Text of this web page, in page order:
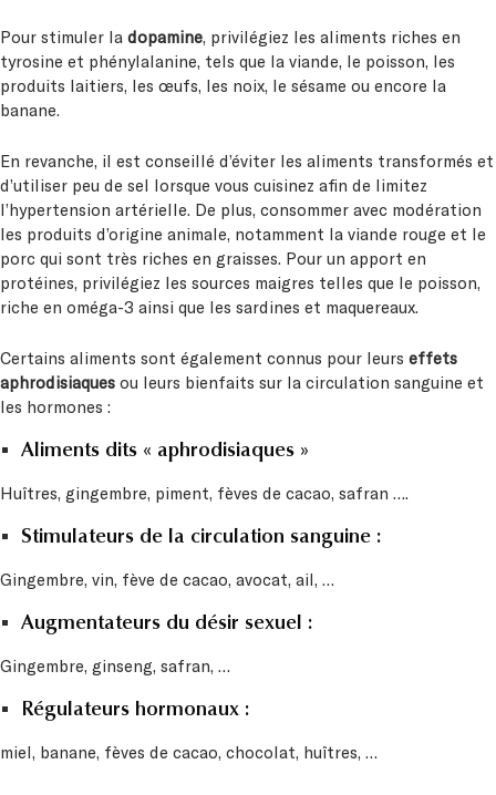
Pour stimuler la dopamine, privilégiez les aliments riches en
tyrosine et phénylalanine, tels que la viande, le poisson, les
produits laitiers, les œufs, les noix, le sésame ou encore la
banane.
En revanche, il est conseillé d’éviter les aliments transformés et
d’utiliser peu de sel lorsque vous cuisinez afin de limitez
l’hypertension artérielle. De plus, consommer avec modération
les produits d’origine animale, notamment la viande rouge et le
porc qui sont très riches en graisses. Pour un apport en
protéines, privilégiez les sources maigres telles que le poisson,
riche en oméga-3 ainsi que les sardines et maquereaux.
Certains aliments sont également connus pour leurs effets
aphrodisiaques ou leurs bienfaits sur la circulation sanguine et
les hormones :
Aliments dits « aphrodisiaques »
Huîtres, gingembre, piment, fèves de cacao, safran ….
Stimulateurs de la circulation sanguine :
Gingembre, vin, fève de cacao, avocat, ail, …
Augmentateurs du désir sexuel :
Gingembre, ginseng, safran, …
Régulateurs hormonaux :
miel, banane, fèves de cacao, chocolat, huîtres, …